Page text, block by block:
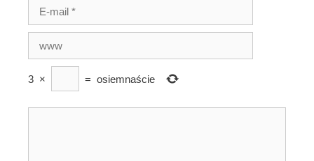
3 × = osiemnaście